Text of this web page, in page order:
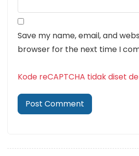
Save my name, email, and
browser for the next time I
Kode reCAPTCHA tidak diset